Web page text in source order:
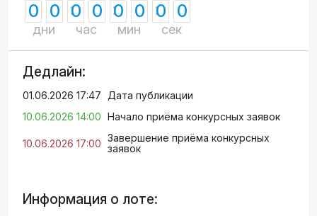
0 0
дни
0 0
час
0 0
мин
0 0
сек
Дедлайн:
01.06.2026 17:47
Дата публикации
10.06.2026 14:00 Начало приёма конкурсных заявок
10.06.2026 17:00 Завершение приёма конкурсных
заявок
Информация о лоте: